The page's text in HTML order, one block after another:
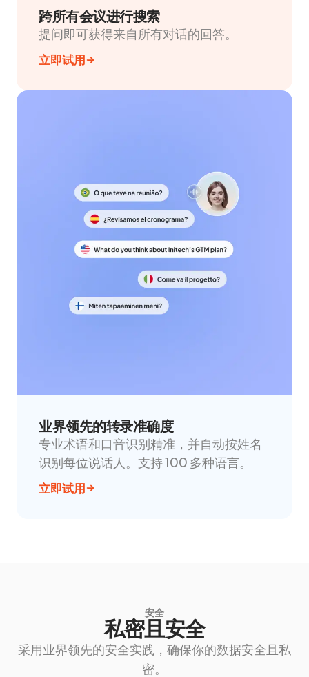
跨所有会议进行搜索
提问即可获得来自所有对话的回答。
立即试用
业界领先的转录准确度
专业术语和口音识别精准，并自动按姓名
识别每位说话人。支持 100 多种语言。
立即试用
安全
私密且安全
采用业界领先的安全实践，确保你的数据安全且私
密。